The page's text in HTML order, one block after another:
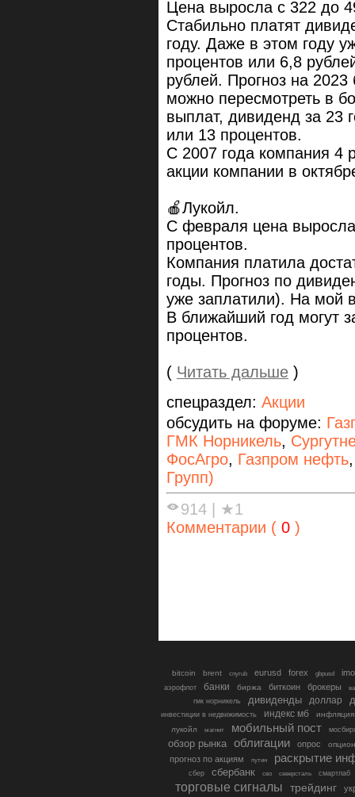
Цена выросла с 322 до
Стабильно платят
году. Даже в этом году
процентов или 6,8
рублей. Прогноз на
можно пересмотреть в
выплат, дивиденд за 23
или 13 процентов.
С 2007 года компания 4
акции компании в
🍎Лукойл.
С февраля цена
процентов.
Компания платила
годы. Прогноз по
уже заплатили). На мой
В ближайший год могут
процентов.
( Читать дальше )
спецраздел: Акции
обсудить на форуме:
ГМК Норникель,
ФосАгро, Газпром нефть
Групп)
914 | ★1
Комментарии ( 0 )
bitcoin brent cnyrub eurusd forex gbpusd
аэрофлот банки биржа биткоин брокеры
гмк норникель
дивиденды доллар
инвестиции в недвижимость индекс мб
инфляция
лукойл
магнит мобильный пост
обзор рынка облигации опрос
прогноз по акциям путин раскрытие
сбер сбербанк сво северсталь смартлаб
торговые сигналы трейдинг